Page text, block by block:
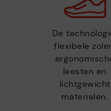
De
flexibele
leesten en
lichtgewicht
materialen.